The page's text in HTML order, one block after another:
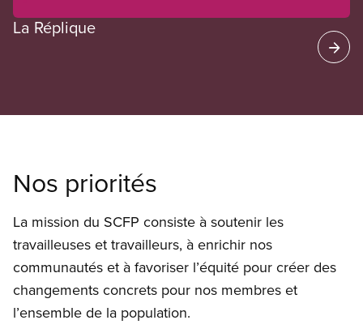
La Réplique
Nos priorités
La mission du SCFP consiste à soutenir les
travailleuses et travailleurs, à enrichir nos
communautés et à favoriser l’équité pour créer des
changements concrets pour nos membres et
l’ensemble de la population.